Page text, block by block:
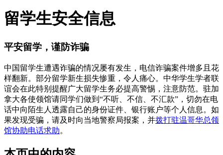
留学生安全信息
平安留学，谨防诈骗
中国留学生遭遇诈骗的情况屡有发生，电信诈骗案件增多且花
样翻新。部分留学新生损失惨重，令人痛心。中华学生学者联
谊会在此特别提醒广大留学生务必提高警惕，注意防范。驻加
拿大各使领馆请同学们做到“不听、不信、不汇款”，切勿在电
话中向陌生人透露自己的身份证件、银行账户等个人信息。如
果发现受骗，请及时向当地警察局报案，并拨打驻温哥华总领
馆协助电话求助。